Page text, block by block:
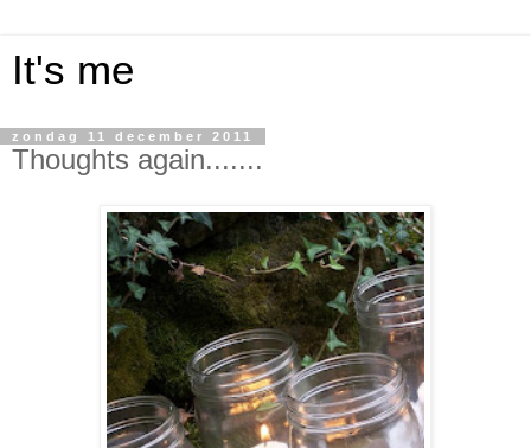
It's me
zondag 11 december 2011
Thoughts again.......